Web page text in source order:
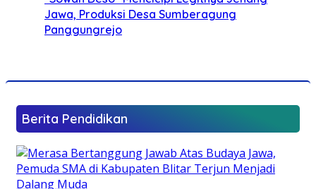
Jawa, Produksi Desa Sumberagung
Panggungrejo
Berita Pendidikan